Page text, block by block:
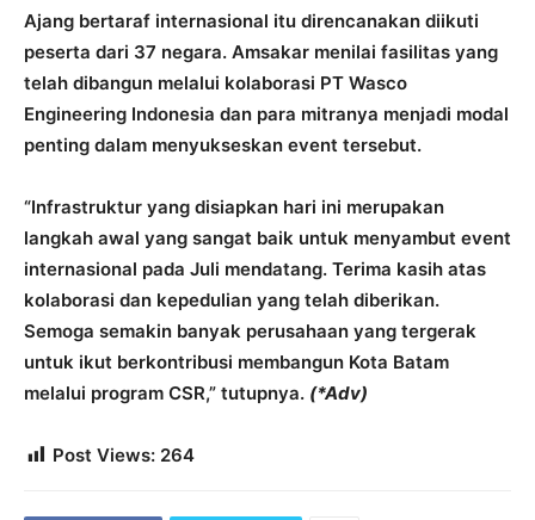
Ajang bertaraf internasional itu direncanakan diikuti
peserta dari 37 negara. Amsakar menilai fasilitas yang
telah dibangun melalui kolaborasi PT Wasco
Engineering Indonesia dan para mitranya menjadi modal
penting dalam menyukseskan event tersebut.
“Infrastruktur yang disiapkan hari ini merupakan
langkah awal yang sangat baik untuk menyambut event
internasional pada Juli mendatang. Terima kasih atas
kolaborasi dan kepedulian yang telah diberikan.
Semoga semakin banyak perusahaan yang tergerak
untuk ikut berkontribusi membangun Kota Batam
melalui program CSR,” tutupnya. (*Adv)
Post Views: 264